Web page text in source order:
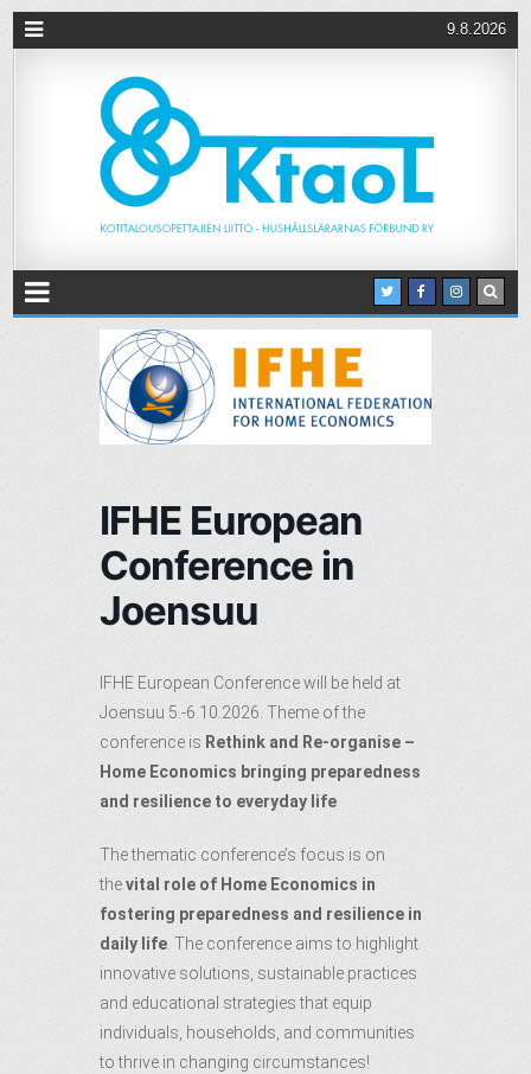
9.8.2026
IFHE European
Conference in
Joensuu
IFHE European Conference will be held at
Joensuu 5.-6.10.2026. Theme of the
conference is Rethink and Re-organise –
Home Economics bringing preparedness
and resilience to everyday life
The thematic conference’s focus is on
thevital role of Home Economics in
fostering preparedness and resilience in
daily life. The conference aims to highlight
innovative solutions, sustainable practices
and educational strategies that equip
individuals, households, and communities
to thrive in changing circumstances!